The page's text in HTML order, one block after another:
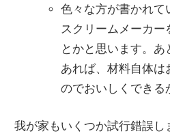
色々な方が書かれて
スクリームメーカー
とかと思います。
あれば、材料自体は
のでおいしくできる
我が家もいくつか試行錯誤し